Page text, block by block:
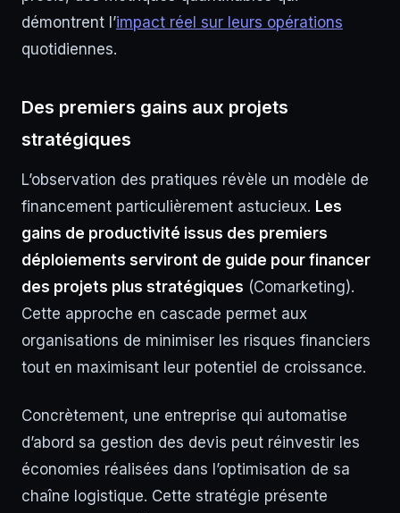
démontrent l’impact réel sur leurs opérations
quotidiennes.
Des premiers gains aux projets
stratégiques
L’observation des pratiques révèle un modèle de
financement particulièrement astucieux. Les
gains de productivité issus des premiers
déploiements serviront de guide pour financer
des projets plus stratégiques (Comarketing).
Cette approche en cascade permet aux
organisations de minimiser les risques financiers
tout en maximisant leur potentiel de croissance.
Concrètement, une entreprise qui automatise
d’abord sa gestion des devis peut réinvestir les
économies réalisées dans l’optimisation de sa
chaîne logistique. Cette stratégie présente